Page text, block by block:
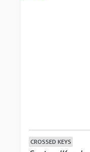
CROSSED KEYS